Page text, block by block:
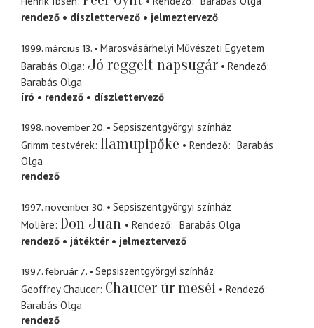
rendező
díszlettervező jelmeztervező
1999. március 13.
Marosvásárhelyi Művészeti Egyetem
Barabás Olga Jó reggelt napsugár
Rendező
Barabás Olga
író
rendező díszlettervező
1998. november 20.
Sepsiszentgyörgyi színház
Grimm testvérek Hamupipőke Rendező
Barabás
Olga
rendező
1997. november 30.
Sepsiszentgyörgyi színház
Molière Don Juan Rendező
Barabás Olga
rendező
játéktér jelmeztervező
1997. február 7.
Sepsiszentgyörgyi színház
Geoffrey Chaucer Chaucer úr meséi
Rendező
Barabás Olga
rendező